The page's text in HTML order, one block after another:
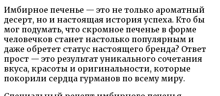
Имбирное печенье — это не только ароматный
десерт, но и настоящая история успеха. Кто бы
мог подумать, что скромное печенье в форме
человечков станет настолько популярным и
даже обретет статус настоящего бренда? Ответ
прост — это результат уникального сочетания
вкуса, красоты и оригинальности, которые
покорили сердца гурманов по всему миру.